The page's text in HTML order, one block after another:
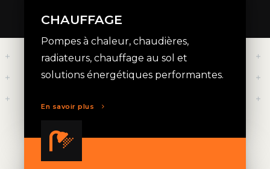
CHAUFFAGE
Pompes à chaleur, chaudières,
radiateurs, chauffage au sol et
solutions énergétiques performantes.
En savoir plus